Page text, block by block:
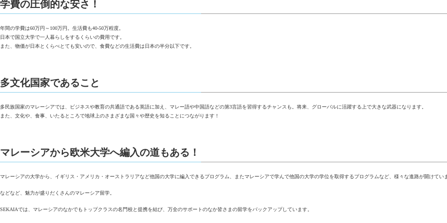
学費の圧倒的な安さ！
年間の学費は60万円～100万円。生活費も40-50万程度。
日本で国立大学で一人暮らしをするくらいの費用です。
また、物価が日本とくらべとても安いので、食費などの生活費は日本の半分以下です。
多文化国家であること
多民族国家のマレーシアでは、ビジネスや教育の共通語である英語に加え、マレー語や中国語などの第3言語を習得するチャンスも。将来、グローバルに活躍する上で大きな武器になります。
また、文化や、食事、いたるところで地球上のさまざまな国々や歴史を知ることにつながります！
マレーシアから欧米大学へ編入の道もある！
マレーシアの大学から、イギリス・アメリカ・オーストラリアなど他国の大学に編入できるプログラム、またマレーシアで学んで他国の大学の学位を取得するプログラムなど、様々な進路が開けてい
などなど、魅力が盛りだくさんのマレーシア留学。
SEKAIAでは、マレーシアのなかでもトップクラスの名門校と提携を結び、万全のサポートのなか皆さまの留学をバックアップしています。